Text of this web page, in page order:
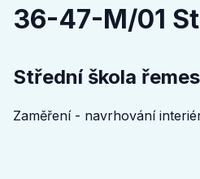
36-47-M/01
Střední škola
Zaměření - navrhování